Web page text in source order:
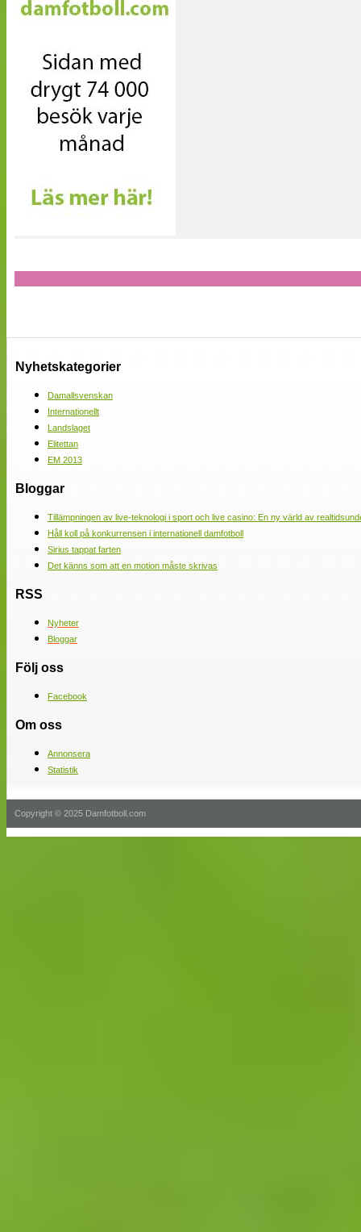
Nyhetskategorier
Damallsvenskan
Internationellt
Landslaget
Elitettan
EM 2013
Bloggar
Tillämpningen av live-teknologi i sport och live casino: En ny värld av
Håll koll på konkurrensen i internationell damfotboll
Sirius tappat farten
Det känns som att en motion måste skrivas
RSS
Nyheter
Bloggar
Följ oss
Facebook
Om oss
Annonsera
Statistik
Copyright © 2025 Damfotboll.com